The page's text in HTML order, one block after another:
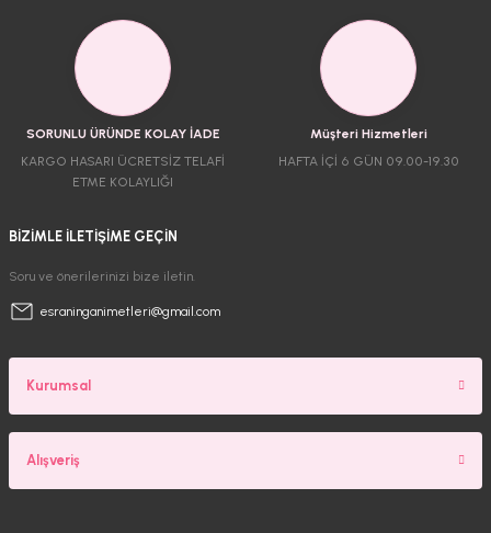
SORUNLU ÜRÜNDE KOLAY İADE
KARGO HASARI ÜCRETSİZ TELAFİ
ETME KOLAYLIĞI
Müşteri Hizmetleri
HAFTA İÇİ 6 GÜN 09.00-19.30
BİZİMLE İLETİŞİME GEÇİN
Soru ve önerilerinizi bize iletin.
esraninganimetleri@gmail.com
Kurumsal
Alışveriş